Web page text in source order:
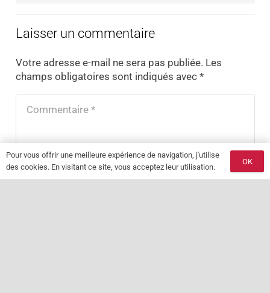
Laisser un commentaire
Votre adresse e-mail ne sera pas publiée. Les
champs obligatoires sont indiqués avec *
Pour vous offrir une meilleure expérience de navigation, j'utilise
des cookies. En visitant ce site, vous acceptez leur utilisation.
OK